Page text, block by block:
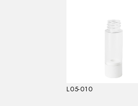
L05-010